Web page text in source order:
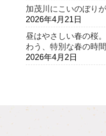
加茂川にこいのぼり
2026年4月21日
昼はやさしい春の桜
わう、特別な春の時間
2026年4月2日